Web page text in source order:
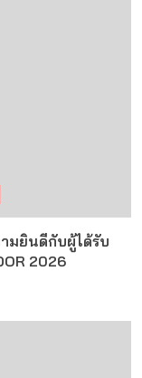
มยินดีกับผู้ได้รับ
2026